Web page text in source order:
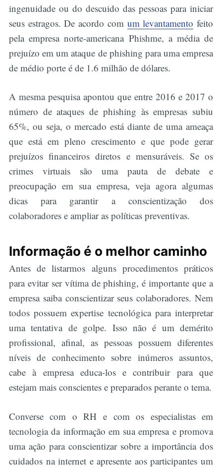
ingenuidade ou do descuido das pessoas para iniciar
seus estragos. De acordo com um levantamento feito
pela empresa norte-americana Phishme, a média de
prejuízo em um ataque de phishing para uma empresa
de médio porte é de 1.6 milhão de dólares.
A mesma pesquisa apontou que entre 2016 e 2017 o
número de ataques de phishing às empresas subiu
65%, ou seja, o mercado está diante de uma ameaça
que está em pleno crescimento e que pode gerar
prejuízos financeiros diretos e mensuráveis. Se os
crimes virtuais são uma pauta de debate e
preocupação em sua empresa, veja agora algumas
dicas para garantir a conscientização dos
colaboradores e ampliar as políticas preventivas.
Informação é o melhor caminho
Antes de listarmos alguns procedimentos práticos
para evitar ser vítima de phishing, é importante que a
empresa saiba conscientizar seus colaboradores. Nem
todos possuem expertise tecnológica para interpretar
uma tentativa de golpe. Isso não é um demérito
profissional, afinal, as pessoas possuem diferentes
níveis de conhecimento sobre inúmeros assuntos,
cabe à empresa educa-los e contribuir para que
estejam mais conscientes e preparados perante o tema.
Converse com o RH e com os especialistas em
tecnologia da informação em sua empresa e promova
uma ação para conscientizar sobre a importância dos
cuidados na internet e apresente aos participantes um